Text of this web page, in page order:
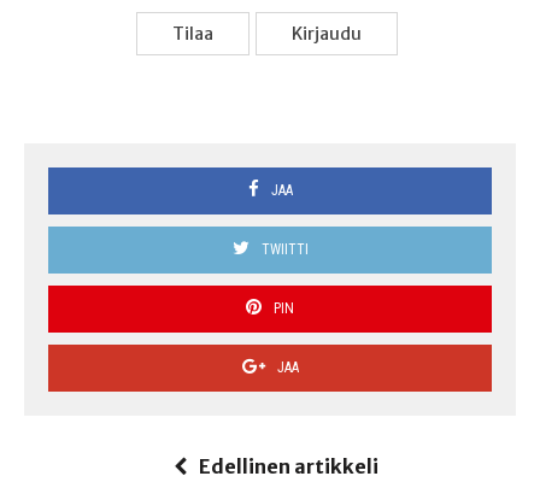
Tilaa Kir­jau­du
JAA
TWIITTI
PIN
JAA
Edellinen artikkeli